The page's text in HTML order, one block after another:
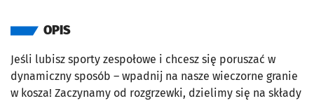
OPIS
Jeśli lubisz sporty zespołowe i chcesz się poruszać w
dynamiczny sposób – wpadnij na nasze wieczorne granie
w kosza! Zaczynamy od rozgrzewki, dzielimy się na składy